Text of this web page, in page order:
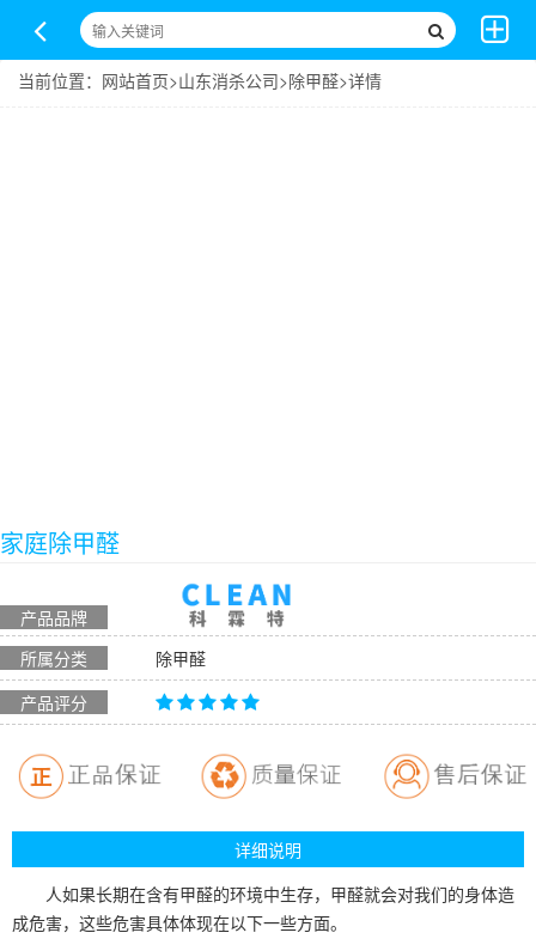
当前位置： 网站首页>山东消杀公司>除甲醛>详情
家庭除甲醛
产品品牌
所属分类
除甲醛
产品评分
详细说明
人如果长期在含有甲醛的环境中生存，甲醛就会对我们的身体造
成危害，这些危害具体体现在以下一些方面。